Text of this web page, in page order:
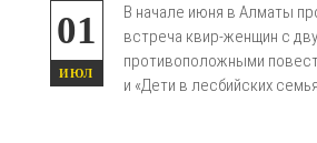
01
ИЮЛ
В начале июня в Алматы
встреча квир-женщин с
противоположными
и «Дети в лесбийских